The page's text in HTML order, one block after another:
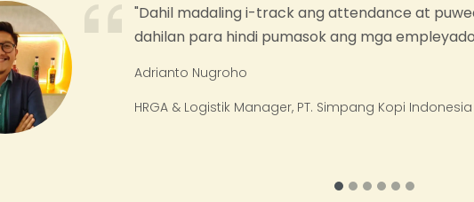
"Dahil madaling i-track ang attendance at puwedeng
dahilan para hindi pumasok ang mga empleyado."
Adrianto Nugroho
HRGA & Logistik Manager, PT. Simpang Kopi Indonesia